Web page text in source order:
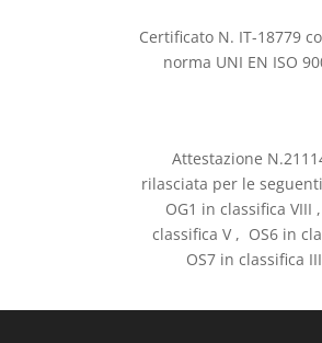
Certificato N. IT-18779
norma UNI EN ISO
Attestazione
rilasciata per le
OG1 in classifica VIII
classifica V , OS6 in
OS7 in classifica